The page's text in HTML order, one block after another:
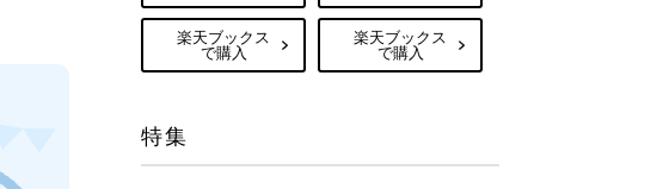
楽天ブックス
で購入
楽天ブックス
で購入
特集